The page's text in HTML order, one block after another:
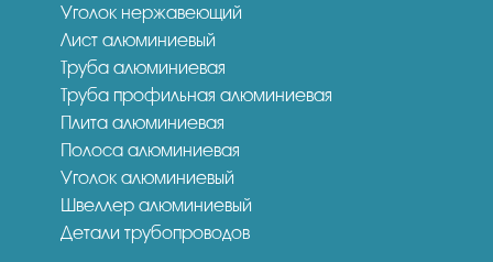
Уголок нержавеющий
Лист алюминиевый
Труба алюминиевая
Труба профильная алюминиевая
Плита алюминиевая
Полоса алюминиевая
Уголок алюминиевый
Швеллер алюминиевый
Детали трубопроводов